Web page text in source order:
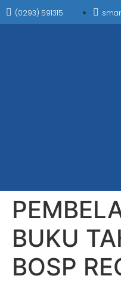
(0293) 591315
BUKU
BOSP